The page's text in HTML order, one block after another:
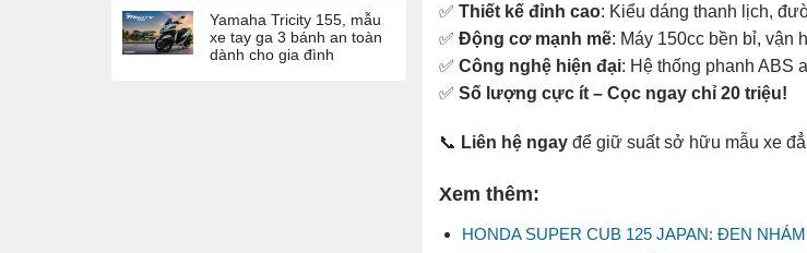
Yamaha Tricity 155, mẫu
xe tay ga 3 bánh an toàn
dành cho gia đình
✅ Thiết kế đỉnh cao: Kiểu dáng thanh lịch,
✅ Động cơ mạnh mẽ: Máy 150cc bền bỉ, vận
✅ Công nghệ hiện đại: Hệ thống phanh ABS
✅ Số lượng cực ít – Cọc ngay chỉ 20 triệu!
📞 Liên hệ ngay để giữ suất sở hữu mẫu xe
Xem thêm:
HONDA SUPER CUB 125 JAPAN: ĐEN